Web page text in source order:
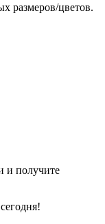
размеров/цветов.
и получите
сегодня!